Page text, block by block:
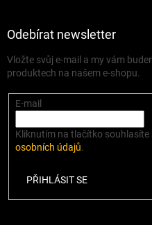
Odebírat newsletter
Vložte svůj e-mail a my vám
produktech na našem e-shopu.
E-mail
Kliknutím na tlačítko souhlasíte
osobních údajů.
PŘIHLÁSIT SE